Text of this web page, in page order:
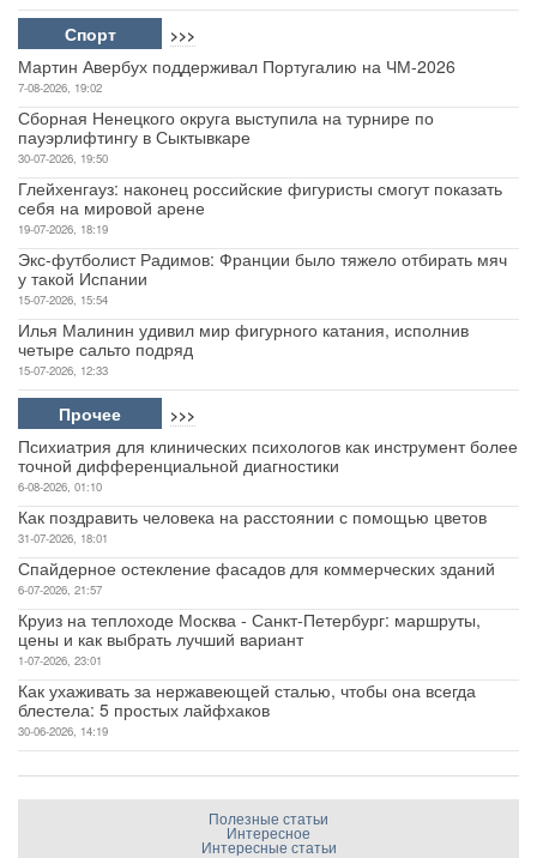
Спорт >>>
Мартин Авербух поддерживал Португалию на ЧМ-2026
7-08-2026, 19:02
Сборная Ненецкого округа выступила на турнире по
пауэрлифтингу в Сыктывкаре
30-07-2026, 19:50
Глейхенгауз: наконец российские фигуристы смогут показать
себя на мировой арене
19-07-2026, 18:19
Экс-футболист Радимов: Франции было тяжело отбирать мяч
у такой Испании
15-07-2026, 15:54
Илья Малинин удивил мир фигурного катания, исполнив
четыре сальто подряд
15-07-2026, 12:33
Прочее >>>
Психиатрия для клинических психологов как инструмент более
точной дифференциальной диагностики
6-08-2026, 01:10
Как поздравить человека на расстоянии с помощью цветов
31-07-2026, 18:01
Спайдерное остекление фасадов для коммерческих зданий
6-07-2026, 21:57
Круиз на теплоходе Москва - Санкт-Петербург: маршруты,
цены и как выбрать лучший вариант
1-07-2026, 23:01
Как ухаживать за нержавеющей сталью, чтобы она всегда
блестела: 5 простых лайфхаков
30-06-2026, 14:19
Полезные статьи
Интересное
Интересные статьи